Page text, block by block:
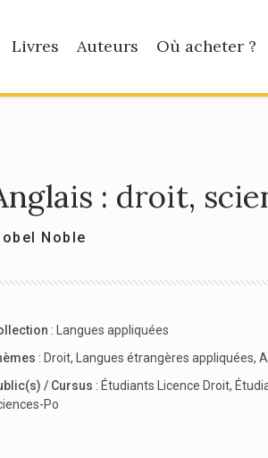
Livres Auteurs Où acheter ?
: droit,
Noble
:
Langues appliquées
: Droit, Langues étrangères appliquées,
/ Cursus : Étudiants Licence Droit,
Po